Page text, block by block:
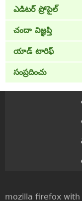
ఎడిటర్ ప్రోపైల్
చందా విజ్ఞప్తి
యాడ్ టారిఫ్
సంప్రదించు
Best
mozilla firefox